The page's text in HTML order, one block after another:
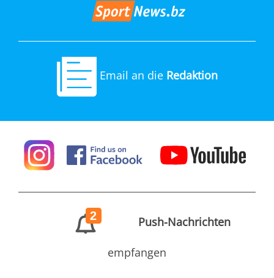
Email an die Redaktion
2 Push-Nachrichten
empfangen